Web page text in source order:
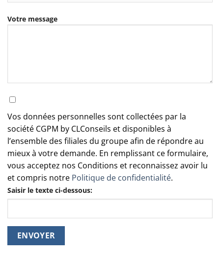
Votre message
Vos données personnelles sont collectées par la
société CGPM by CLConseils et disponibles à
l’ensemble des filiales du groupe afin de répondre au
mieux à votre demande. En remplissant ce formulaire,
vous acceptez nos Conditions et reconnaissez avoir lu
et compris notre Politique de confidentialité.
Saisir le texte ci-dessous: